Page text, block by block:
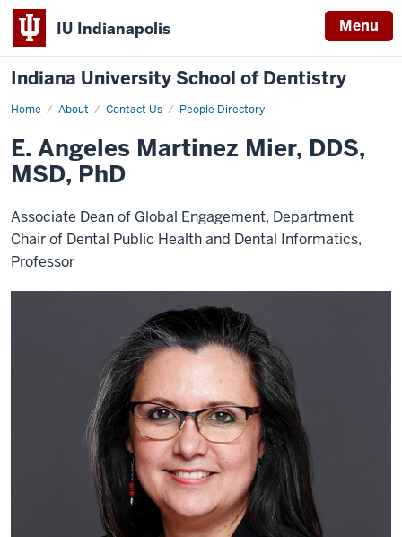
IU Indianapolis Menu
Indiana University School of Dentistry
Home About Contact Us People Directory
E.
Mier
E. Angeles Martinez Mier, DDS,
MSD, PhD
Associate Dean of Global Engagement, Department
Chair of Dental Public Health and Dental Informatics,
Professor